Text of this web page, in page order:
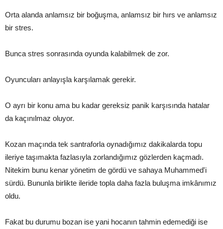
Orta alanda anlamsız bir boğuşma, anlamsız bir hırs ve anlamsız
bir stres.
Bunca stres sonrasında oyunda kalabilmek de zor.
Oyuncuları anlayışla karşılamak gerekir.
O ayrı bir konu ama bu kadar gereksiz panik karşısında hatalar
da kaçınılmaz oluyor.
Kozan maçında tek santraforla oynadığımız dakikalarda topu
ileriye taşımakta fazlasıyla zorlandığımız gözlerden kaçmadı.
Nitekim bunu kenar yönetim de gördü ve sahaya Muhammed'i
sürdü. Bununla birlikte ileride topla daha fazla buluşma imkânımız
oldu.
Fakat bu durumu bozan ise yani hocanın tahmin edemediği ise